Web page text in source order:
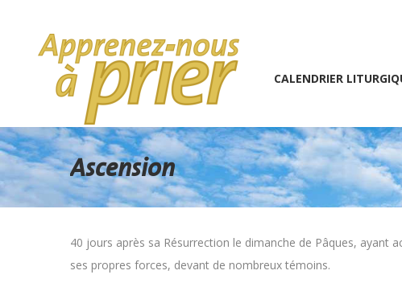
CALENDRIER
Ascension
40 jours après sa Résurrection le dimanche de Pâques, ayant
ses propres forces, devant de nombreux témoins.